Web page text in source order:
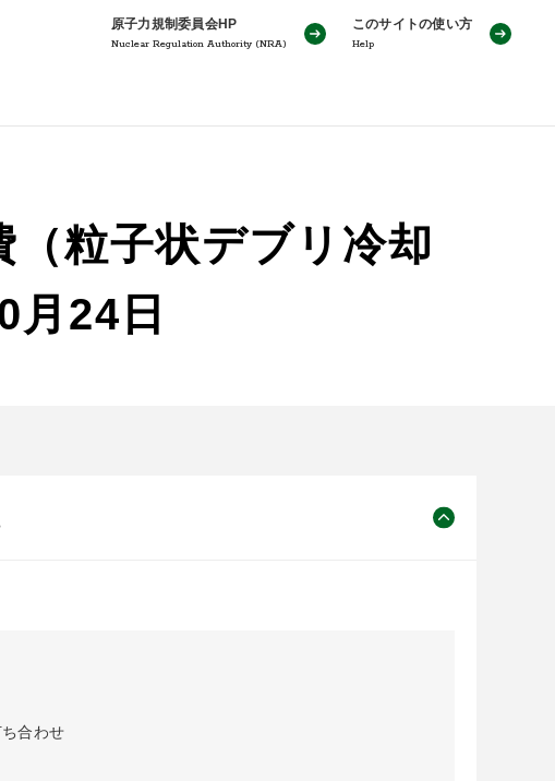
原子力規制委員会HP
Nuclear Regulation Authority (NRA)
このサイトの使い方
Help
粒子状デブリ冷却
24日
合わせ